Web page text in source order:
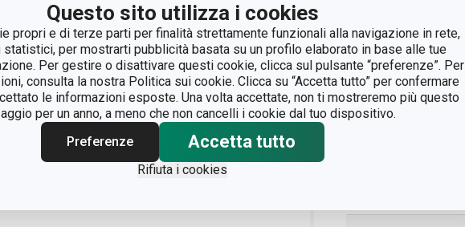
Questo sito utilizza i cookies
propri e di terze parti per finalità strettamente funzionali alla navigazione in rete,
statistici, per mostrarti pubblicità basata su un profilo elaborato in base alle tue
Per gestire o disattivare questi cookie, clicca sul pulsante “preferenze”. Per
consulta la nostra Politica sui cookie. Clicca su “Accetta tutto” per confermare
le informazioni esposte. Una volta accettate, non ti mostreremo più questo
per un anno, a meno che non cancelli i cookie dal tuo dispositivo.
Preferenze
Accetta tutto
Rifiuta i cookies
MATERIALE
TIPO